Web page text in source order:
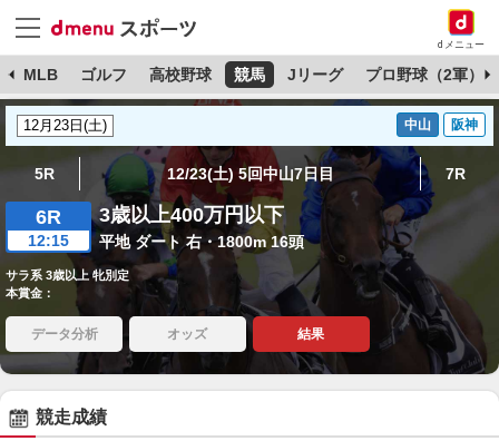
dメニュー
MLB ゴルフ 高校野球 競馬 Jリーグ プロ野球（2軍）
中山 阪神
5R 12/23(土) 5回中山7日目 7R
6R
12:15
3歳以上400万円以下
平地 ダート 右・1800m 16頭
サラ系 3歳以上 牝別定
本賞金：
データ分析 オッズ 結果
競走成績